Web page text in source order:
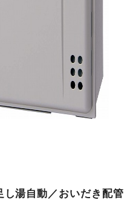
湯自動／おいだき配管